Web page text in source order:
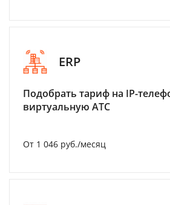
ERP
Подобрать тариф на IP-
виртуальную АТС
От 1 046 руб./месяц